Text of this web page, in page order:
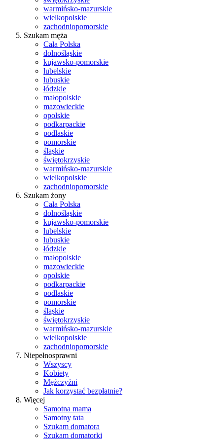
warmińsko-mazurskie
wielkopolskie
zachodniopomorskie
Szukam męża
Cała Polska
dolnośląskie
kujawsko-pomorskie
lubelskie
lubuskie
łódzkie
małopolskie
mazowieckie
opolskie
podkarpackie
podlaskie
pomorskie
śląskie
świętokrzyskie
warmińsko-mazurskie
wielkopolskie
zachodniopomorskie
Szukam żony
Cała Polska
dolnośląskie
kujawsko-pomorskie
lubelskie
lubuskie
łódzkie
małopolskie
mazowieckie
opolskie
podkarpackie
podlaskie
pomorskie
śląskie
świętokrzyskie
warmińsko-mazurskie
wielkopolskie
zachodniopomorskie
Niepełnosprawni
Wszyscy
Kobiety
Mężczyźni
Jak korzystać bezpłatnie?
Więcej
Samotna mama
Samotny tata
Szukam domatora
Szukam domatorki